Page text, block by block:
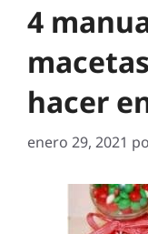
4
hacer
enero 29, 2021